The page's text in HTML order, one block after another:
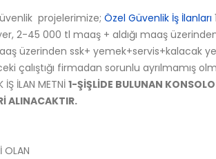
projelerimize; Özel Güvenlik İş İlanları
2-45 000 tl maaş + aldığı maaş
üzerinden ssk+ yemek+servis+kalacak
çalıştığı firmadan sorunlu ayrılmamış
İLAN METNİ 1-ŞİŞLİDE BULUNAN
ALINACAKTIR.
OLAN